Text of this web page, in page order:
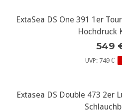
ExtaSea DS One 391 1er
Hochdruck
549
UVP: 749 €
Extasea DS Double 473 2er